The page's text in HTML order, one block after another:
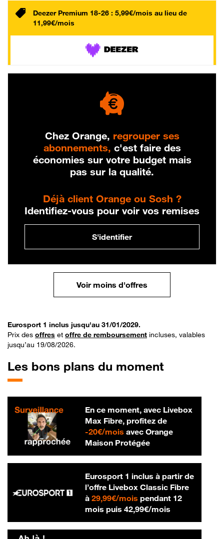
Deezer Premium 18-26 : 5,99€/mois au lieu de
11,99€/mois
Chez Orange, regrouper ses
abonnements, c'est faire des
économies sur votre budget mais
pas sur la qualité.
Déjà client Orange ou Sosh ?
Identifiez-vous pour voir vos remises
S'identifier
Voir moins d'offres
Eurosport 1 inclus jusqu'au 31/01/2029.
Prix des offres et offre de remboursement incluses, valables
jusqu’au 19/08/2026.
Les bons plans du moment
En ce moment, avec Livebox
Max Fibre, profitez de
-20€/mois20 € par mois
avec Orange
Maison Protégée
Eurosport 1 inclus à partir de
l’offre Livebox Classic Fibre
à 29,99€/mois29,99 € par mois
pendant 12
mois puis 42,99€/mois42,99 € par